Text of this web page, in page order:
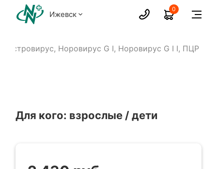
Ижевск
0
Астровирус, Норовирус G I, Норовирус G I I, ПЦР
Для кого: взрослые / дети